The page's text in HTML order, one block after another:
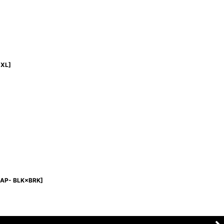
]
BLK×BRK]